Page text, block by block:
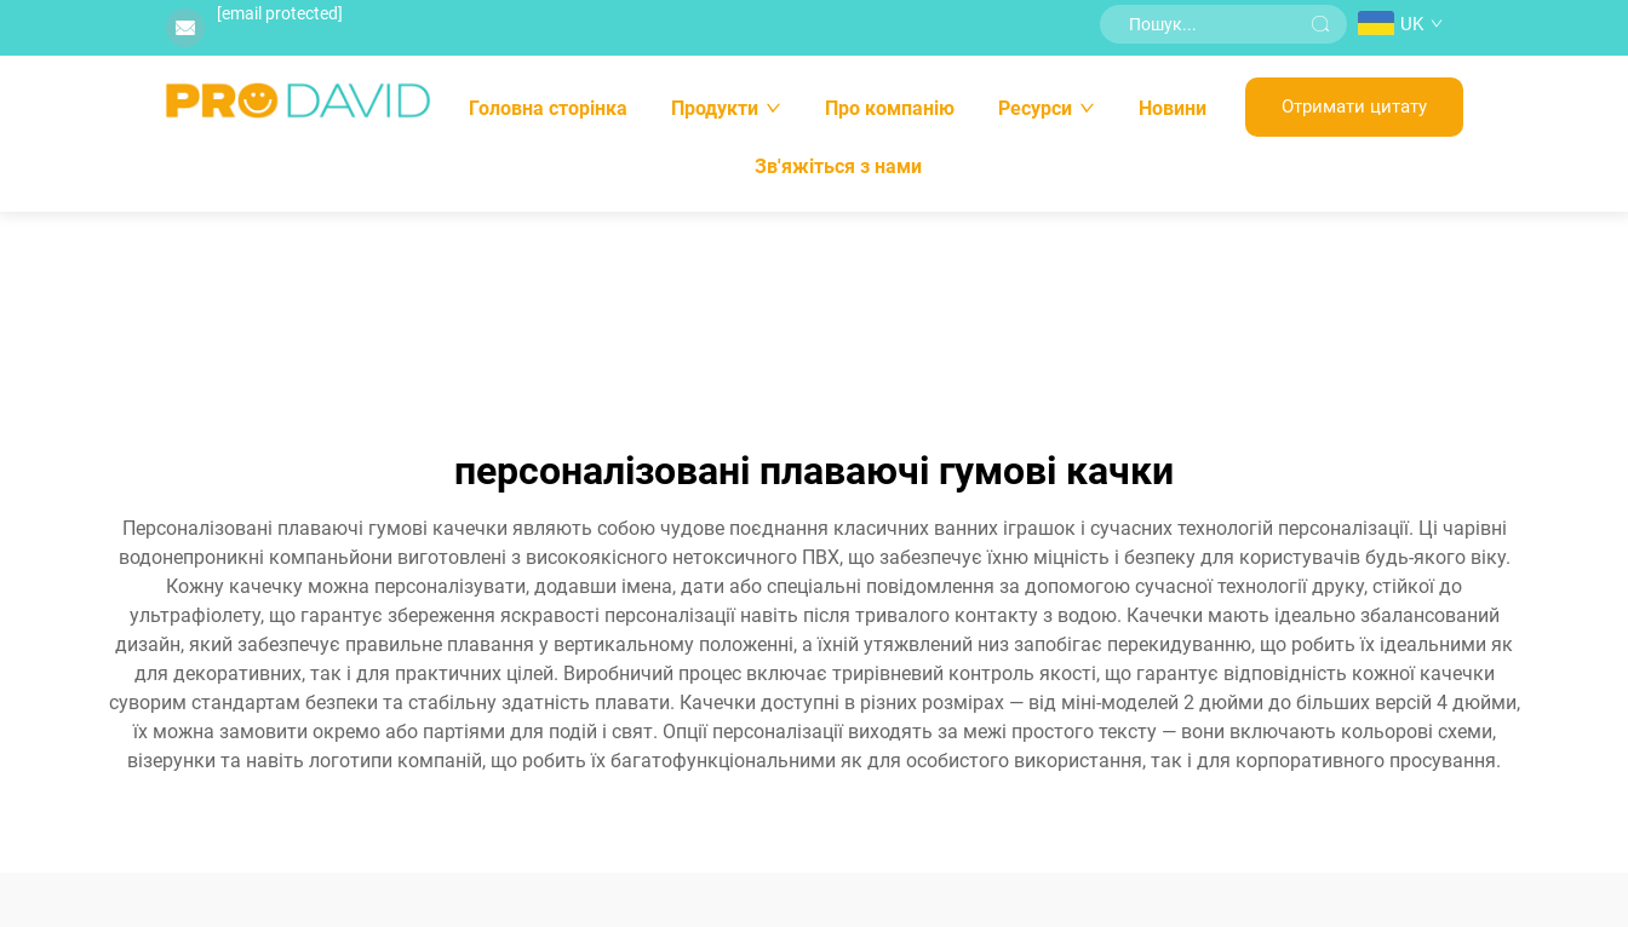
[email protected] UK
Головна сторінка Продукти Про компанію Ресурси Новини
Зв'яжіться з нами
Отримати цитату
персоналізовані плаваючі гумові качки
Персоналізовані плаваючі гумові качечки являють собою чудове поєднання класичних ванних іграшок і сучасних технологій персоналізації. Ці чарівні
водонепроникні компаньйони виготовлені з високоякісного нетоксичного ПВХ, що забезпечує їхню міцність і безпеку для користувачів будь-якого віку.
Кожну качечку можна персоналізувати, додавши імена, дати або спеціальні повідомлення за допомогою сучасної технології друку, стійкої до
ультрафіолету, що гарантує збереження яскравості персоналізації навіть після тривалого контакту з водою. Качечки мають ідеально збалансований
дизайн, який забезпечує правильне плавання у вертикальному положенні, а їхній утяжвлений низ запобігає перекидуванню, що робить їх ідеальними як
для декоративних, так і для практичних цілей. Виробничий процес включає трирівневий контроль якості, що гарантує відповідність кожної качечки
суворим стандартам безпеки та стабільну здатність плавати. Качечки доступні в різних розмірах — від міні-моделей 2 дюйми до більших версій 4 дюйми,
їх можна замовити окремо або партіями для подій і свят. Опції персоналізації виходять за межі простого тексту — вони включають кольорові схеми,
візерунки та навіть логотипи компаній, що робить їх багатофункціональними як для особистого використання, так і для корпоративного просування.